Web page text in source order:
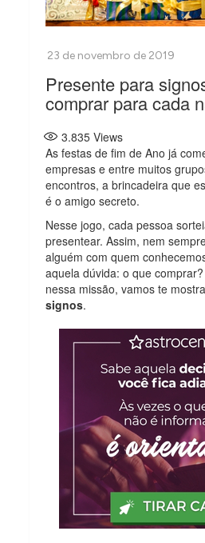
Presente para
comprar para cada
3.835 Views
As festas de fim de Ano já
empresas e entre muitos
encontros, a brincadeira que
é o amigo secreto.
Nesse jogo, cada pessoa
presentear. Assim, nem
alguém com quem
aquela dúvida: o que
nessa missão, vamos te
signos.